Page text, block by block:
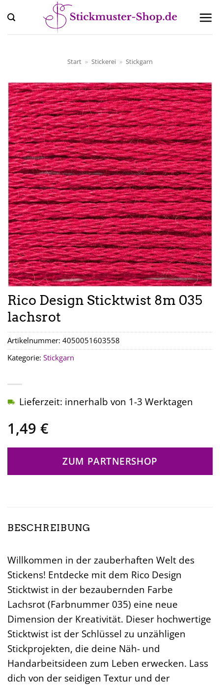
Inhalt
springen
Start » Stickerei » Stickgarn
Rico Design Sticktwist 8m 035
lachsrot
1,49 €
Lieferzeit: innerhalb von 1-3 Werktagen
ZUM PARTNERSHOP
Artikelnummer: 4050051603558
Kategorie: Stickgarn
BESCHREIBUNG
Willkommen in der zauberhaften Welt des
Stickens! Entdecke mit dem Rico Design
Sticktwist in der bezaubernden Farbe
Lachsrot (Farbnummer 035) eine neue
Dimension der Kreativität. Dieser hochwertige
Sticktwist ist der Schlüssel zu unzähligen
Stickprojekten, die deine Näh- und
Handarbeitsideen zum Leben erwecken. Lass
dich von der seidigen Textur und der